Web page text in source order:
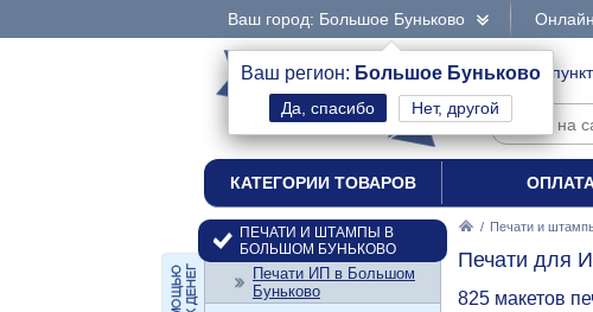
Ваш город: Большое Буньково
Ваш регион: Большое Буньково
Нет, другой
интернет-магазин 78
КАТЕГОРИИ ТОВАРОВ
/ Печати и
Печати для
825 макетов
ПЕЧАТИ И ШТАМПЫ В
БОЛЬШОМ БУНЬКОВО
Печати ИП в Большом
Буньково